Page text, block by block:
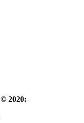
2020: